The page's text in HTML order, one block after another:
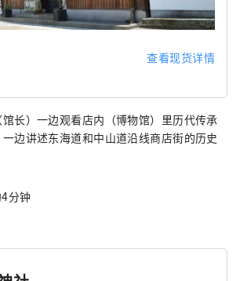
查看现货详情
长）一边观看店内（博物馆）里历代传承
边讲述东海道和中山道沿线商店街的历史
分钟